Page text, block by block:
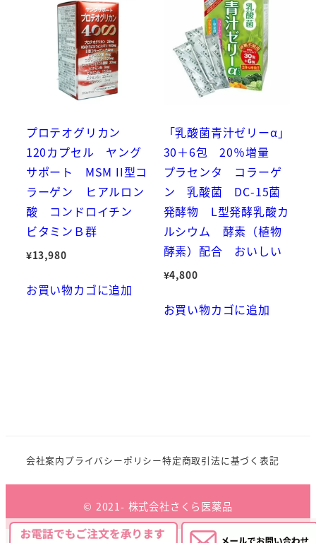
プロテオグリカン
120カプセル ヤング
サポート MSM II型コ
ラーゲン ヒアルロン
酸 コンドロイチン
ビタミンＢ群
¥13,980
お買い物カゴに追加
「乳酸菌青汁ゼリーα」
30＋6包 20％増量
プラセンタ コラーゲ
ン 乳酸菌 DC-15菌
発酵物 L型発酵乳酸カ
ルシウム 酵素（植物
酵素）配合 おいしい
¥4,800
お買い物カゴに追加
会社案内プライバシーポリシー特定商取引法に基づく表記
© 2021- 株式会社さくら医薬品